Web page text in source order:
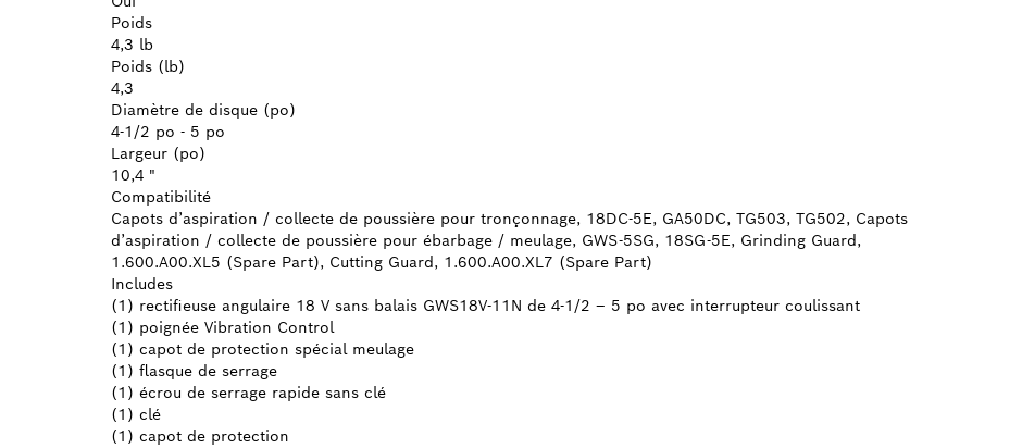
Poids
4,3 lb
Poids (lb)
4,3
Diamètre de disque (po)
4-1/2 po - 5 po
Largeur (po)
10,4 "
Compatibilité
Capots d’aspiration / collecte de poussière pour tronçonnage, 18DC-5E, GA50DC, TG503, TG502, Capots
d’aspiration / collecte de poussière pour ébarbage / meulage, GWS-5SG, 18SG-5E, Grinding Guard,
1.600.A00.XL5 (Spare Part), Cutting Guard, 1.600.A00.XL7 (Spare Part)
Includes
(1) rectifieuse angulaire 18 V sans balais GWS18V-11N de 4-1/2 – 5 po avec interrupteur coulissant
(1) poignée Vibration Control
(1) capot de protection spécial meulage
(1) flasque de serrage
(1) écrou de serrage rapide sans clé
(1) clé
(1) capot de protection